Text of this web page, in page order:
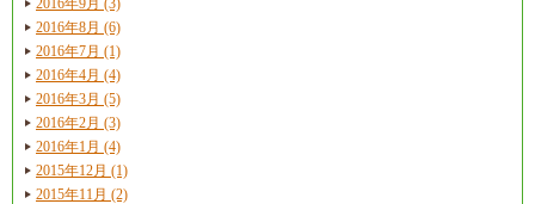
2016年9月 (3)
2016年8月 (6)
2016年7月 (1)
2016年4月 (4)
2016年3月 (5)
2016年2月 (3)
2016年1月 (4)
2015年12月 (1)
2015年11月 (2)